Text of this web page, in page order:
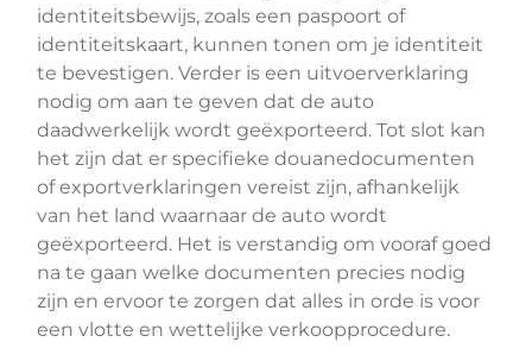
identiteitsbewijs, zoals een paspoort of
identiteitskaart, kunnen tonen om je identiteit
te bevestigen. Verder is een uitvoerverklaring
nodig om aan te geven dat de auto
daadwerkelijk wordt geëxporteerd. Tot slot kan
het zijn dat er specifieke douanedocumenten
of exportverklaringen vereist zijn, afhankelijk
van het land waarnaar de auto wordt
geëxporteerd. Het is verstandig om vooraf goed
na te gaan welke documenten precies nodig
zijn en ervoor te zorgen dat alles in orde is voor
een vlotte en wettelijke verkoopprocedure.